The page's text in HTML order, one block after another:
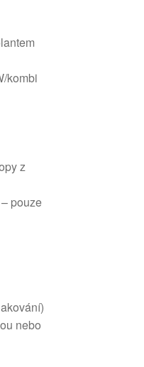
kombi
z
pouze
nebo